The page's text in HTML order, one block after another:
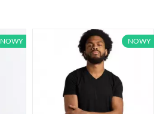
NOWY NOWY